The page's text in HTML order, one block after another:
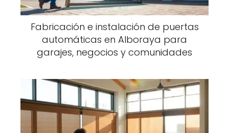
Fabricación e instalación de puertas
automáticas en Alboraya para
garajes, negocios y comunidades